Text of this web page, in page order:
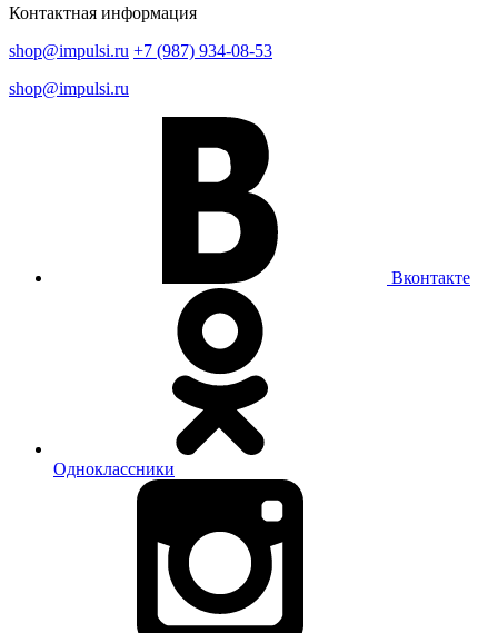
Контактная информация
shop@impulsi.ru +7 (987) 934-08-53
shop@impulsi.ru
Вконтакте
Одноклассники